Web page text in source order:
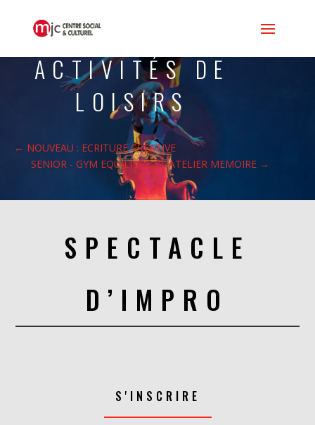
ACTIVITÉS DE
LOISIRS
← NOUVEAU : ECRITURE CRÉATIVE
SENIOR - GYM EQUILIBRE ET ATELIER MEMOIRE →
SPECTACLE
D’IMPRO
S'INSCRIRE